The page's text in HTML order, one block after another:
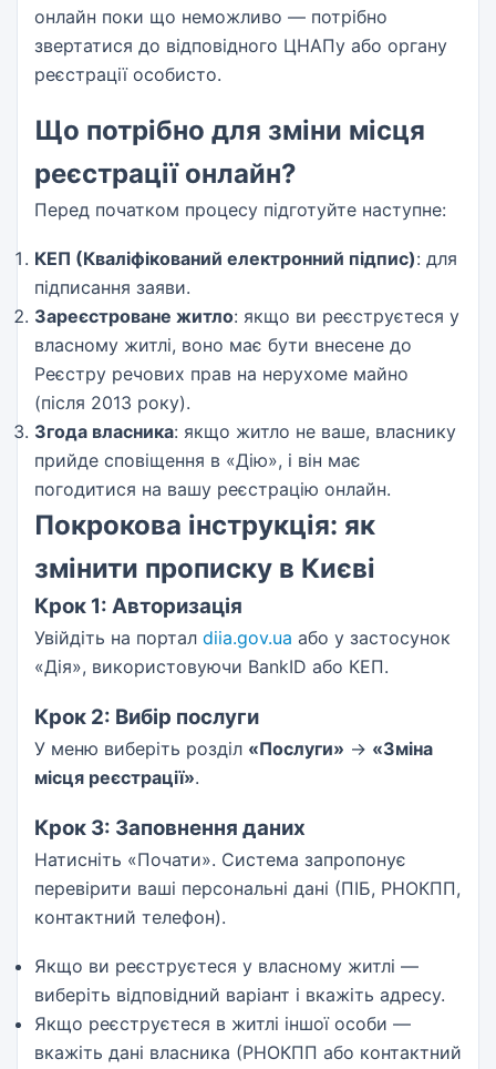
онлайн поки що неможливо — потрібно
звертатися до відповідного ЦНАПу або органу
реєстрації особисто.
Що потрібно для зміни місця
реєстрації онлайн?
Перед початком процесу підготуйте наступне:
КЕП (Кваліфікований електронний підпис): для
підписання заяви.
Зареєстроване житло: якщо ви реєструєтеся у
власному житлі, воно має бути внесене до
Реєстру речових прав на нерухоме майно
(після 2013 року).
Згода власника: якщо житло не ваше, власнику
прийде сповіщення в «Дію», і він має
погодитися на вашу реєстрацію онлайн.
Покрокова інструкція: як
змінити прописку в Києві
Крок 1: Авторизація
Увійдіть на портал diia.gov.ua або у застосунок
«Дія», використовуючи BankID або КЕП.
Крок 2: Вибір послуги
У меню виберіть розділ «Послуги» -> «Зміна
місця реєстрації».
Крок 3: Заповнення даних
Натисніть «Почати». Система запропонує
перевірити ваші персональні дані (ПІБ, РНОКПП,
контактний телефон).
Якщо ви реєструєтеся у власному житлі —
виберіть відповідний варіант і вкажіть адресу.
Якщо реєструєтеся в житлі іншої особи —
вкажіть дані власника (РНОКПП або контактний